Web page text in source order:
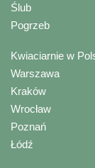
Ślub
Pogrzeb
Kwiaciarnie w
Warszawa
Kraków
Wrocław
Poznań
Łódź